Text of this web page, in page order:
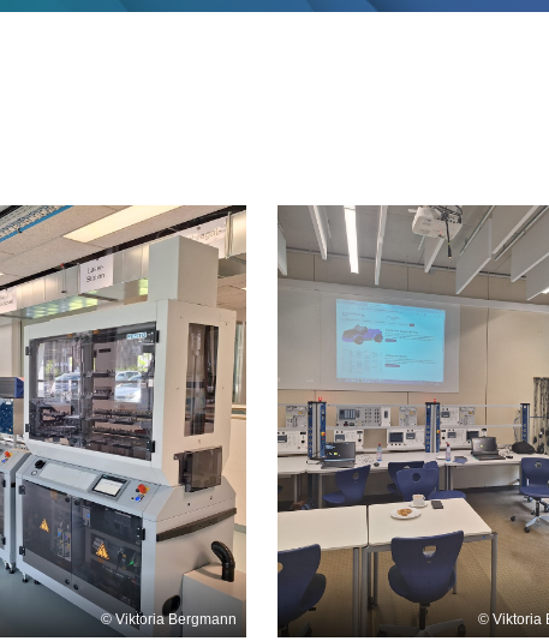
Viktoria Bergmann Viktoria